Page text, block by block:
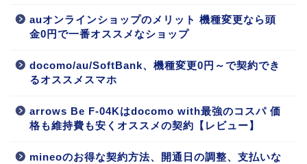
auオンラインショップのメリット 機種変更なら頭
金0円で一番オススメなショップ
docomo/au/SoftBank、機種変更0円～で契約でき
るオススメスマホ
arrows Be F-04Kはdocomo with最強のコスパ 価
格も維持費も安くオススメの契約【レビュー】
mineoのお得な契約方法、開通日の調整、支払いな